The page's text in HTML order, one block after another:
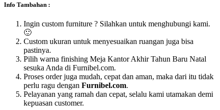
Info Tambahan :
Ingin custom furniture ? Silahkan untuk menghubungi kami.
🙂
Custom ukuran untuk menyesuaikan ruangan juga bisa
pastinya.
Pilih warna finishing Meja Kantor Akhir Tahun Baru Natal
sesuka Anda di Furnibel.com.
Proses order juga mudah, cepat dan aman, maka dari itu tidak
perlu ragu dengan Furnibel.com.
Pelayanan yang ramah dan cepat, selalu kami utamakan demi
kepuasan customer.